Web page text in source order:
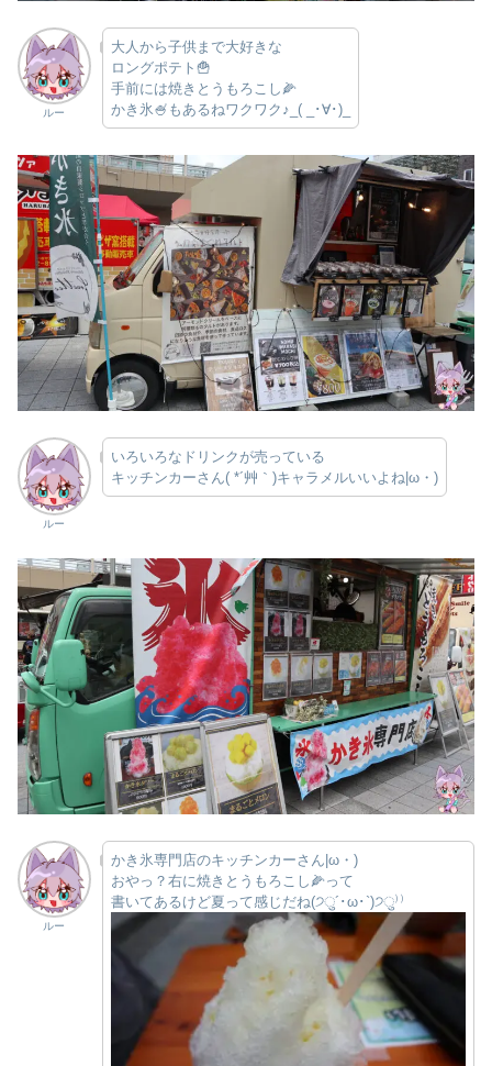
ルー
大人から子供まで大好きな
ロングポテト🍟
手前には焼きとうもろこし🌽
かき氷🍧もあるねワクワク♪_( _･∀･)_
ルー
いろいろなドリンクが売っている
キッチンカーさん( *´艸｀)キャラメルいいよね|ω・)
ルー
かき氷専門店のキッチンカーさん|ω・)
おやっ？右に焼きとうもろこし🌽って
書いてあるけど夏って感じだね(੭ु´･ω･`)੭ु⁾⁾